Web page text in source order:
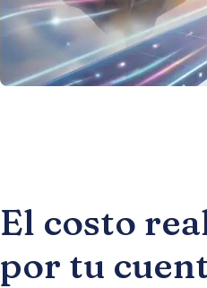
El costo
por tu